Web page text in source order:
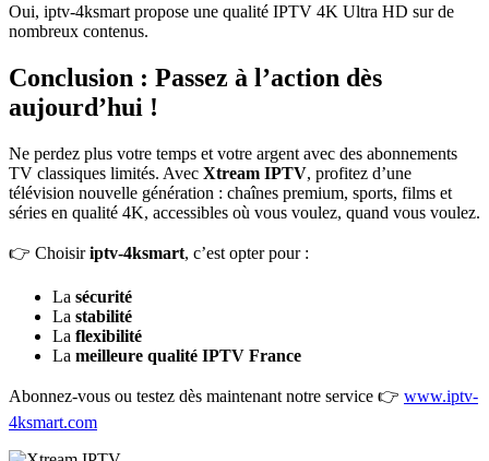
Oui, iptv-4ksmart propose une qualité IPTV 4K Ultra HD sur de
nombreux contenus.
Conclusion : Passez à l’action dès
aujourd’hui !
Ne perdez plus votre temps et votre argent avec des abonnements
TV classiques limités. Avec Xtream IPTV, profitez d’une
télévision nouvelle génération : chaînes premium, sports, films et
séries en qualité 4K, accessibles où vous voulez, quand vous voulez.
👉 Choisiriptv-4ksmart, c’est opter pour :
La sécurité
La stabilité
La flexibilité
La meilleure qualité IPTV France
Abonnez-vous ou testez dès maintenant notre service 👉 www.iptv-
4ksmart.com